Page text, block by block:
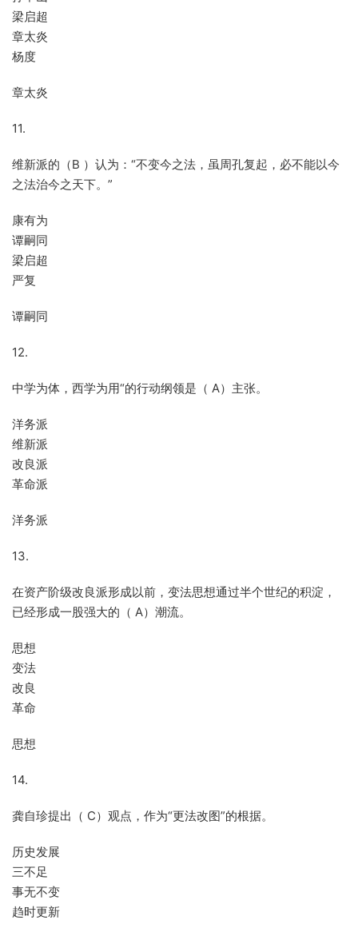
梁启超
章太炎
杨度
章太炎
11.
维新派的（B ）认为：“不变今之法，虽周孔复起，必不能以今
之法治今之天下。”
康有为
谭嗣同
梁启超
严复
谭嗣同
12.
中学为体，西学为用“的行动纲领是（ A）主张。
洋务派
维新派
改良派
革命派
洋务派
13.
在资产阶级改良派形成以前，变法思想通过半个世纪的积淀，
已经形成一股强大的（ A）潮流。
思想
变法
改良
革命
思想
14.
龚自珍提出（ C）观点，作为“更法改图”的根据。
历史发展
三不足
事无不变
趋时更新